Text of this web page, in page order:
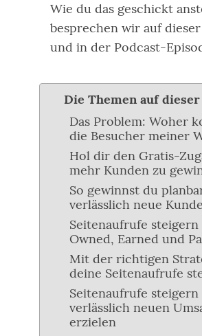
Wie du das geschickt
besprechen wir auf
und in der Podcast-
Die Themen auf
Das Problem: Woher
die Besucher meiner
Hol dir den Gratis-
mehr Kunden zu
So gewinnst du
verlässlich neue
Seitenaufrufe
Owned, Earned und
Mit der richtigen
deine Seitenaufrufe
Seitenaufrufe
verlässlich neuen
erzielen